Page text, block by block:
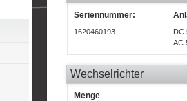
Seriennummer:
1620460193
DC
AC
Wechselrichter
Menge